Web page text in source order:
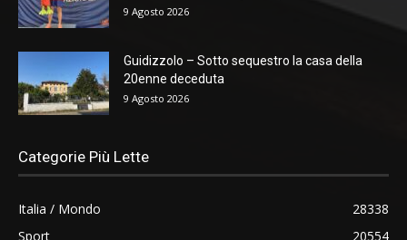
9 Agosto 2026
Guidizzolo – Sotto sequestro la casa della
20enne deceduta
9 Agosto 2026
Categorie Più Lette
Italia / Mondo
28338
Sport
20554